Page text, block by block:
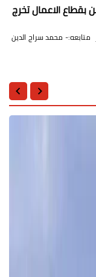
بقطاع الاعمال تخرج
متابعه:- محمد سراج الدين